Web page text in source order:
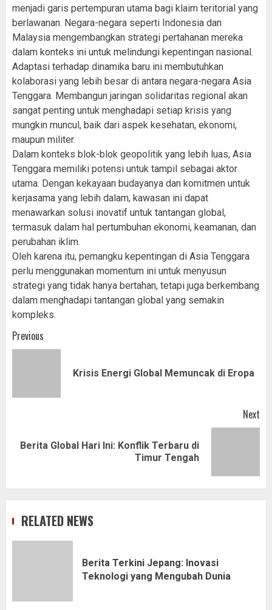
menjadi garis pertempuran utama bagi klaim teritorial yang
berlawanan. Negara-negara seperti Indonesia dan
Malaysia mengembangkan strategi pertahanan mereka
dalam konteks ini untuk melindungi kepentingan nasional.
Adaptasi terhadap dinamika baru ini membutuhkan
kolaborasi yang lebih besar di antara negara-negara Asia
Tenggara. Membangun jaringan solidaritas regional akan
sangat penting untuk menghadapi setiap krisis yang
mungkin muncul, baik dari aspek kesehatan, ekonomi,
maupun militer.
Dalam konteks blok-blok geopolitik yang lebih luas, Asia
Tenggara memiliki potensi untuk tampil sebagai aktor
utama. Dengan kekayaan budayanya dan komitmen untuk
kerjasama yang lebih dalam, kawasan ini dapat
menawarkan solusi inovatif untuk tantangan global,
termasuk dalam hal pertumbuhan ekonomi, keamanan, dan
perubahan iklim.
Oleh karena itu, pemangku kepentingan di Asia Tenggara
perlu menggunakan momentum ini untuk menyusun
strategi yang tidak hanya bertahan, tetapi juga berkembang
dalam menghadapi tantangan global yang semakin
kompleks.
Post
navigation
Previous
Krisis Energi Global Memuncak di Eropa
Next
Next
Berita Global Hari Ini: Konflik Terbaru di
Timur Tengah
RELATED NEWS
Berita Terkini Jepang: Inovasi
Teknologi yang Mengubah Dunia